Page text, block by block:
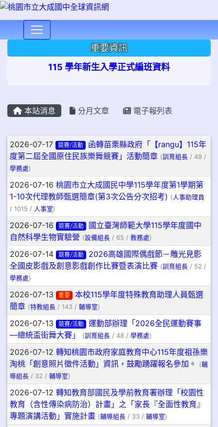
重要資訊
115 學年新生入學正式編班資料
本站消息 分月文章 電子報列表
文章列表
2026-07-17 競賽/活動
函轉苗栗縣政府「【rangu】115年
度第二屆全國原住民族樂舞競賽」活動簡章 (訓育組長 / 49 /
學務處)
2026-07-16 桃園市立大成國民中學115學年度第1學期第
1-10次代理教師甄選簡章(第3次公告分次招考) ( 人事助理員
/ 1015 / 人事室)
2026-07-16 競賽/活動
國立臺灣師範大學115學年度國中
自然科學生物實驗營 (設備組長 / 65 / 教務處)
2026-07-14 競賽/活動
2026高雄國際偶戲節－雕光見影
全國皮影戲及創意影戲創作比賽暨表演比賽 (訓育組長 / 52 /
學務處)
2026-07-13 重要
本校115學年度特殊教育助理人員甄選
簡章 (特教組長 / 143 / 輔導室)
2026-07-13 競賽/活動
運動部辦理「2026全民運動賽事
—總統盃街舞大賽」
(訓育組長 / 48 / 學務處)
2026-07-12 轉知桃園市政府家庭教育中心115年度祖孫樂
淘桃「創意照片徵件活動」資訊，鼓勵踴躍報名參加。
(輔
導組長 / 32 / 輔導室)
2026-07-12 轉知教育部國民及學前教育署辦理「校園性
教育（含性傳染病防治）計畫」之「家長『全面性教育』
專題演講活動」實施計畫 (輔導組長 / 33 / 輔導室)